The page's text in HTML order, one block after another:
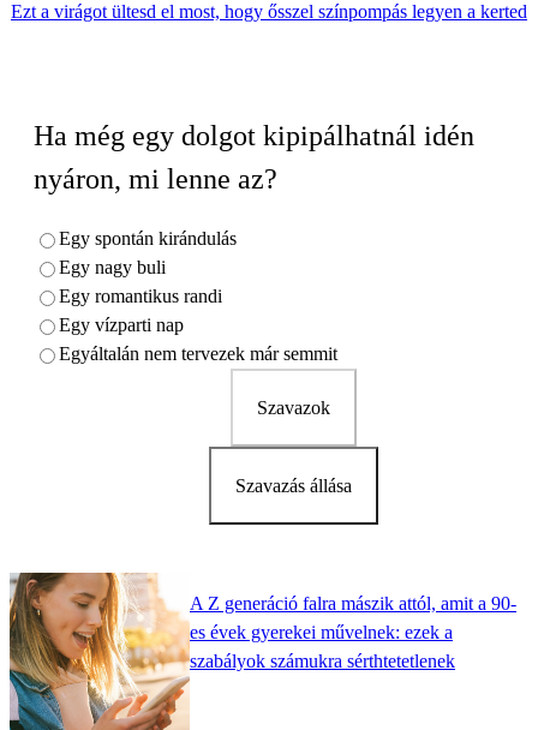
Ezt a virágot ültesd el most, hogy ősszel színpompás legyen a kerted
Ha még egy dolgot kipipálhatnál idén
nyáron, mi lenne az?
Egy spontán kirándulás
Egy nagy buli
Egy romantikus randi
Egy vízparti nap
Egyáltalán nem tervezek már semmit
Szavazok
Szavazás állása
A Z generáció falra mászik attól, amit a 90-
es évek gyerekei művelnek: ezek a
szabályok számukra sérthtetetlenek